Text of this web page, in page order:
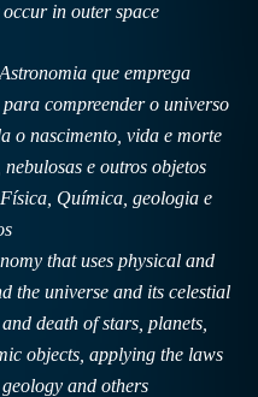
in outer space
que emprega
compreender o universo
o nascimento, vida e morte
e outros objetos
Química, geologia e
that uses physical and
the universe and its celestial
death of stars, planets,
objects, applying the laws
and others